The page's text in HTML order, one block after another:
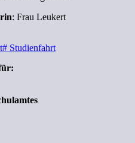
: Frau Leukert
# Studienfahrt